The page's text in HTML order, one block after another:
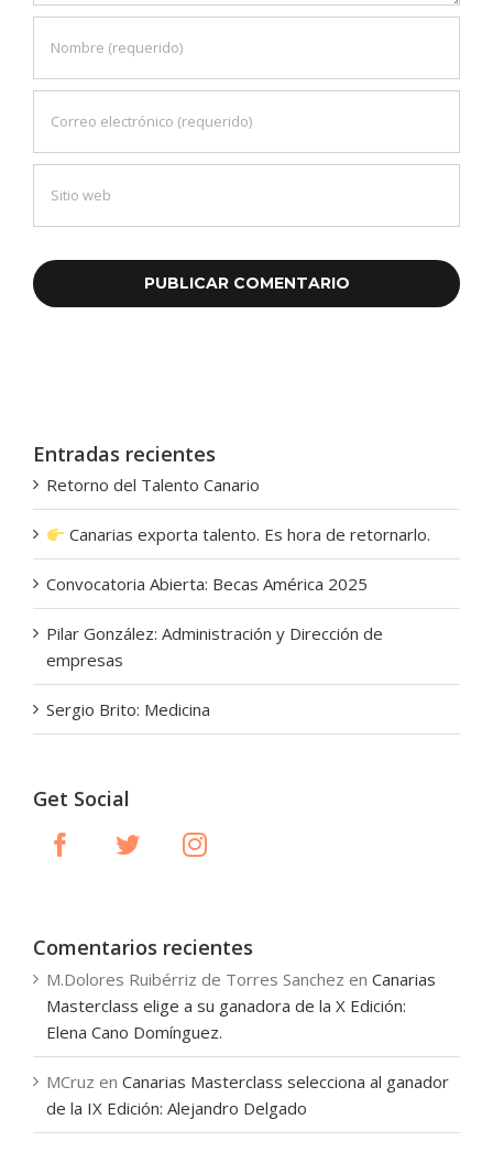
Entradas recientes
Retorno del Talento Canario
Canarias exporta talento. Es hora de retornarlo.
Convocatoria Abierta: Becas América 2025
Pilar González: Administración y Dirección de
empresas
Sergio Brito: Medicina
Get Social
Comentarios recientes
M.Dolores Ruibérriz de Torres Sanchez en Canarias
Masterclass elige a su ganadora de la X Edición:
Elena Cano Domínguez.
MCruz en Canarias Masterclass selecciona al ganador
de la IX Edición: Alejandro Delgado